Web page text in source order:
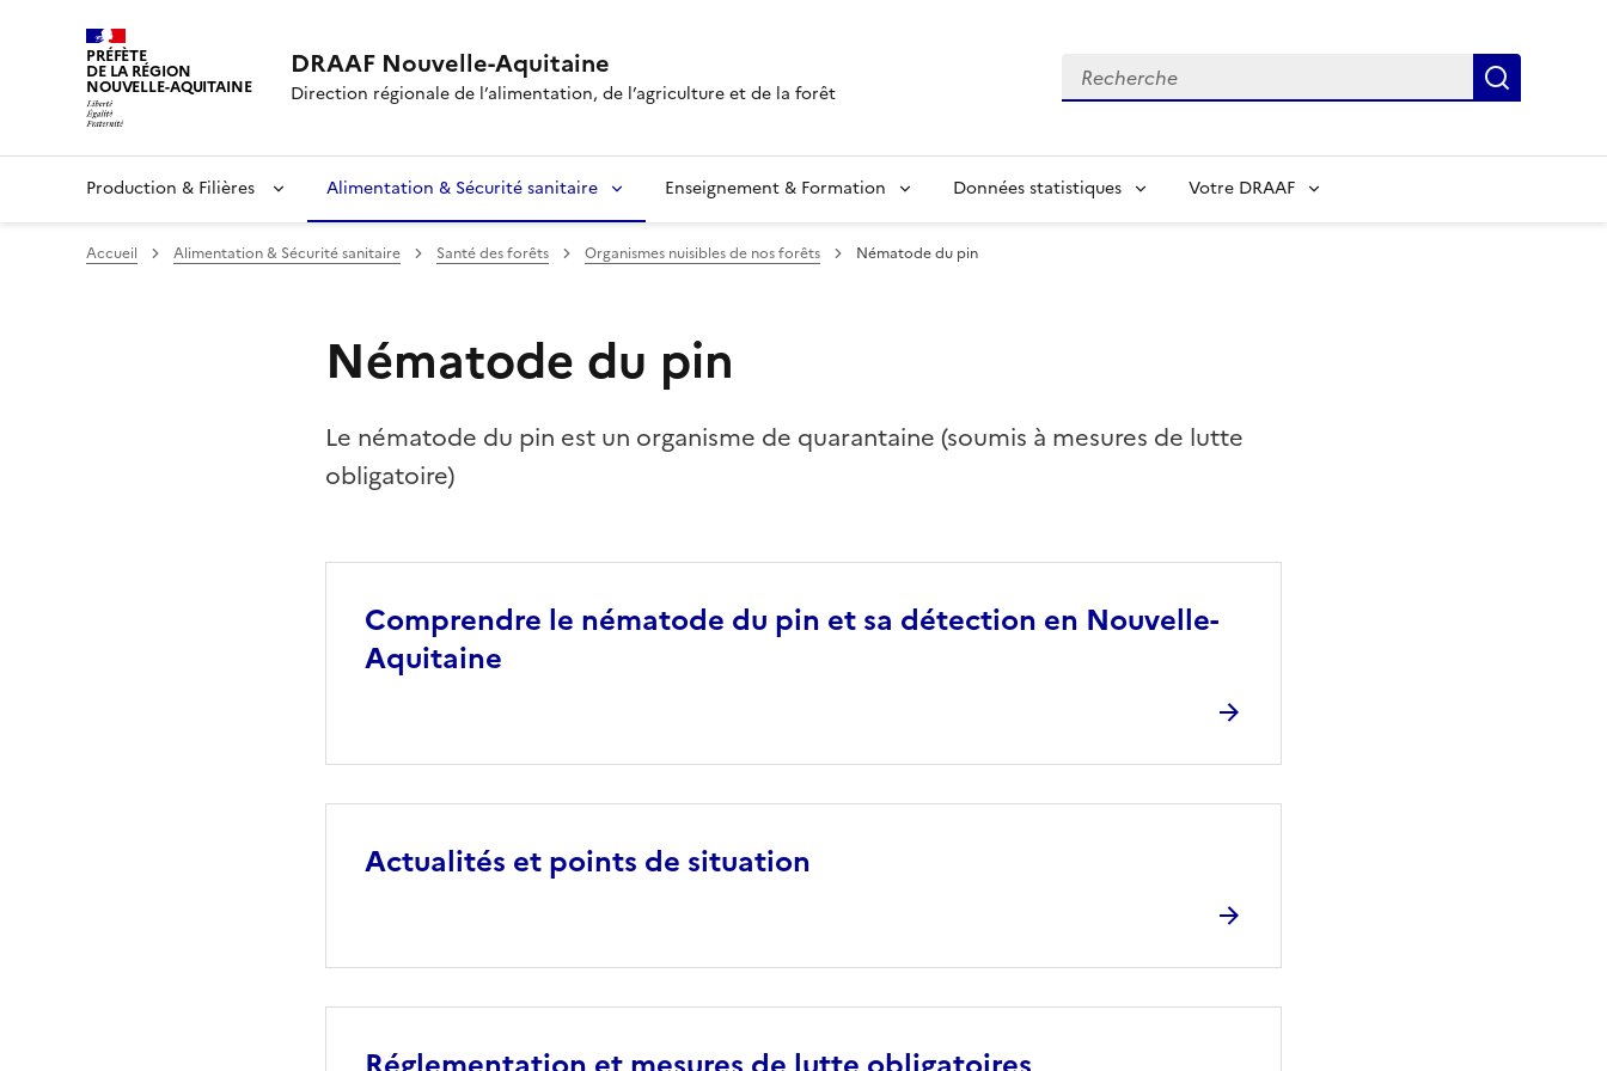
PRÉFÈTE
DE LA RÉGION
NOUVELLE-AQUITAINE
DRAAF Nouvelle-Aquitaine
Direction régionale de l’alimentation, de l’agriculture et de la forêt
Recherche
Production & Filières Alimentation & Sécurité sanitaire Enseignement & Formation Données statistiques Votre DRAAF
Accueil Alimentation & Sécurité sanitaire Santé des forêts Organismes nuisibles de nos forêts Nématode du pin
Nématode du pin
Le nématode du pin est un organisme de quarantaine (soumis à mesures de lutte
obligatoire)
Comprendre le nématode du pin et sa détection en Nouvelle-
Aquitaine
Actualités et points de situation